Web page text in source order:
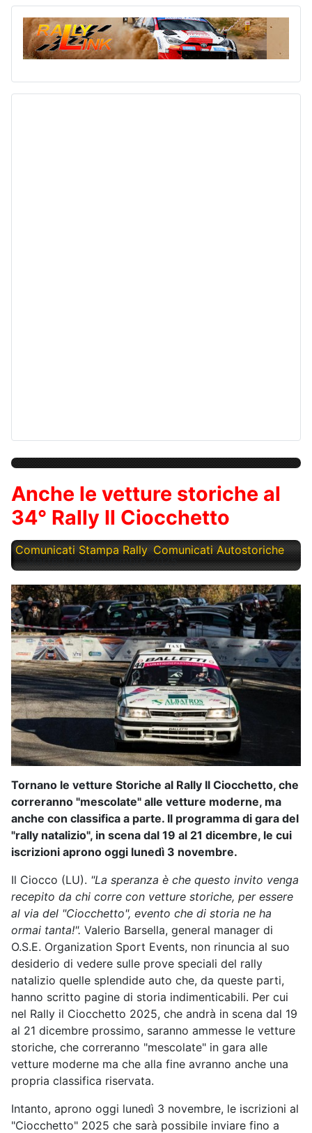
Anche le vetture storiche al
34° Rally Il Ciocchetto
Comunicati Stampa Rally Comunicati Autostoriche
Martedì, 04 Novembre 2025
Tornano le vetture Storiche al Rally Il Ciocchetto, che
correranno "mescolate" alle vetture moderne, ma
anche con classifica a parte. Il programma di gara del
"rally natalizio", in scena dal 19 al 21 dicembre, le cui
iscrizioni aprono oggi lunedì 3 novembre.
Il Ciocco (LU). "La speranza è che questo invito venga
recepito da chi corre con vetture storiche, per essere
al via del "Ciocchetto", evento che di storia ne ha
ormai tanta!". Valerio Barsella, general manager di
O.S.E. Organization Sport Events, non rinuncia al suo
desiderio di vedere sulle prove speciali del rally
natalizio quelle splendide auto che, da queste parti,
hanno scritto pagine di storia indimenticabili. Per cui
nel Rally il Ciocchetto 2025, che andrà in scena dal 19
al 21 dicembre prossimo, saranno ammesse le vetture
storiche, che correranno "mescolate" in gara alle
vetture moderne ma che alla fine avranno anche una
propria classifica riservata.
Intanto, aprono oggi lunedì 3 novembre, le iscrizioni al
"Ciocchetto" 2025 che sarà possibile inviare fino a